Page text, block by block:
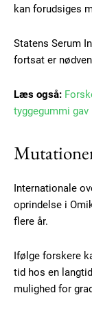
kan forudsiges
Statens Serum
fortsat er
Læs også:
tyggegummi
Internationale
oprindelse i
flere år.
Ifølge forskere
tid hos en
mulighed for